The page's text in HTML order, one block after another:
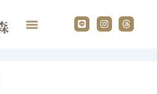
L
i
n
I
n
s
T
h
r